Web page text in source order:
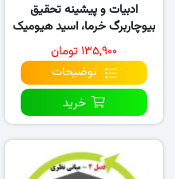
ادبیات و پیشینه تحقیق
بیوچاربرگ خرما، اسید هیومیک
و آلایندگی مس
۱۳۵,۹۰۰ تومان
توضیحات
خرید